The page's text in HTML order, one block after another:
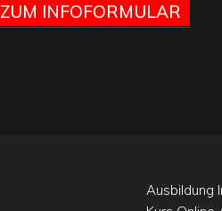
ZUM INFOFORMULAR
Ausbildung